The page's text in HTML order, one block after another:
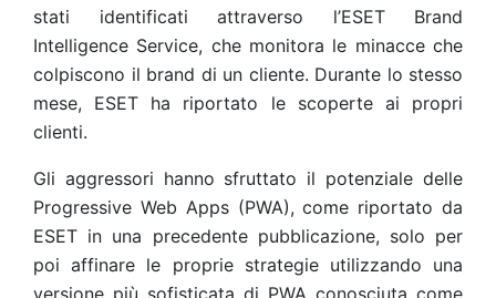
stati identificati attraverso l’ESET Brand
Intelligence Service, che monitora le minacce che
colpiscono il brand di un cliente. Durante lo stesso
mese, ESET ha riportato le scoperte ai propri
clienti.
Gli aggressori hanno sfruttato il potenziale delle
Progressive Web Apps (PWA), come riportato da
ESET in una precedente pubblicazione, solo per
poi affinare le proprie strategie utilizzando una
versione più sofisticata di PWA conosciuta come